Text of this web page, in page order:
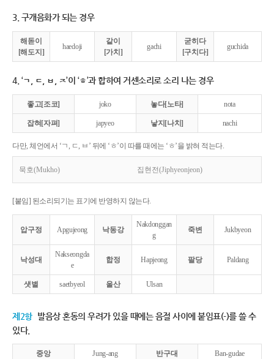
3. 구개음화가 되는 경우
해돋이
[해도지]
haedoji
같이
[가치]
gachi
굳히다
[구치다]
guchida
4. ‘ㄱ, ㄷ, ㅂ, ㅈ’이 ‘ㅎ’과 합하여 거센소리로 소리 나는 경우
좋고[조코] joko 놓다[노타] nota
잡혀[자펴] japyeo 낳지[나치] nachi
다만, 체언에서 ‘ㄱ, ㄷ, ㅂ’ 뒤에 ‘ㅎ’이 따를 때에는 ‘ㅎ’을 밝혀 적는다.
묵호(Mukho) 집현전(Jiphyeonjeon)
[붙임] 된소리되기는 표기에 반영하지 않는다.
압구정 Apgujeong 낙동강
Nakdonggan
g
죽변 Jukbyeon
낙성대
Nakseongda
e
합정 Hapjeong 팔당 Paldang
샛별 saetbyeol 울산 Ulsan
제2항 발음상 혼동의 우려가 있을 때에는 음절 사이에 붙임표(-)를 쓸 수
있다.
중앙 Jung-ang 반구대 Ban-gudae